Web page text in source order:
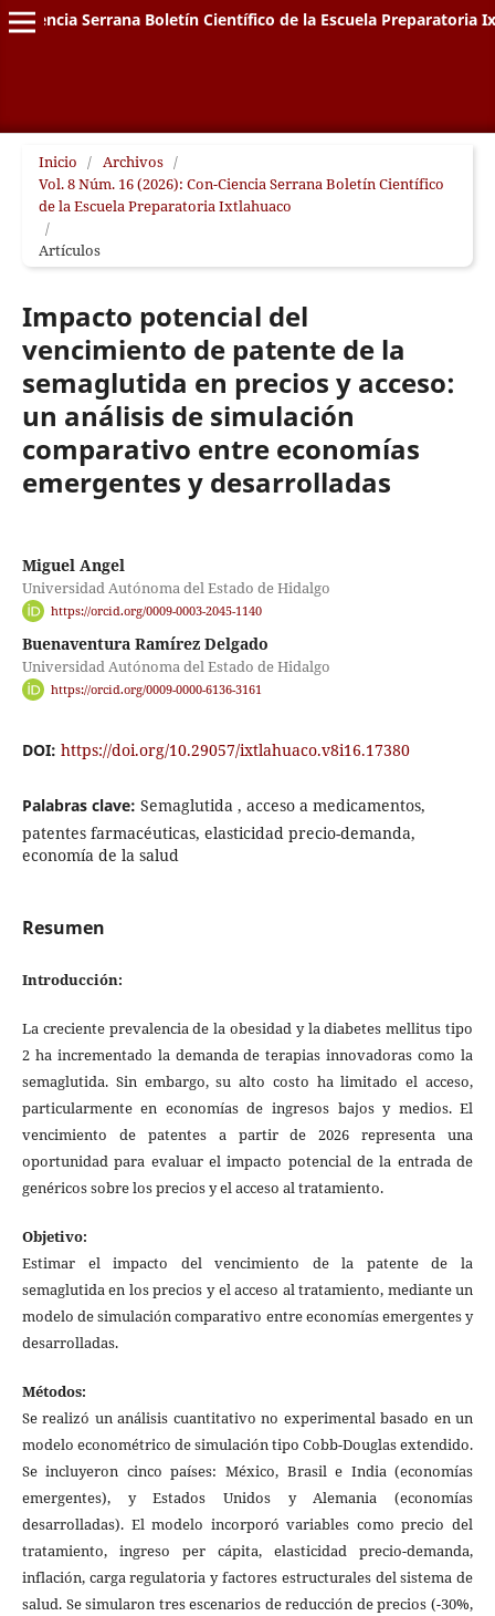
Ciencia Serrana Boletín Científico de la Escuela Preparatoria
Inicio / Archivos /
Vol. 8 Núm. 16 (2026): Con-Ciencia Serrana Boletín Científico
de la Escuela Preparatoria Ixtlahuaco
/
Artículos
Impacto potencial del
vencimiento de patente de la
semaglutida en precios y acceso:
un análisis de simulación
comparativo entre economías
emergentes y desarrolladas
Miguel Angel
Universidad Autónoma del Estado de Hidalgo
https://orcid.org/0009-0003-2045-1140
Buenaventura Ramírez Delgado
Universidad Autónoma del Estado de Hidalgo
https://orcid.org/0009-0000-6136-3161
DOI: https://doi.org/10.29057/ixtlahuaco.v8i16.17380
Palabras clave: Semaglutida , acceso a medicamentos,
patentes farmacéuticas, elasticidad precio-demanda,
economía de la salud
Resumen
Introducción:
La creciente prevalencia de la obesidad y la diabetes mellitus tipo
2 ha incrementado la demanda de terapias innovadoras como la
semaglutida. Sin embargo, su alto costo ha limitado el acceso,
particularmente en economías de ingresos bajos y medios. El
vencimiento de patentes a partir de 2026 representa una
oportunidad para evaluar el impacto potencial de la entrada de
genéricos sobre los precios y el acceso al tratamiento.
Objetivo:
Estimar el impacto del vencimiento de la patente de la
semaglutida en los precios y el acceso al tratamiento, mediante un
modelo de simulación comparativo entre economías emergentes y
desarrolladas.
Métodos:
Se realizó un análisis cuantitativo no experimental basado en un
modelo econométrico de simulación tipo Cobb-Douglas extendido.
Se incluyeron cinco países: México, Brasil e India (economías
emergentes), y Estados Unidos y Alemania (economías
desarrolladas). El modelo incorporó variables como precio del
tratamiento, ingreso per cápita, elasticidad precio-demanda,
inflación, carga regulatoria y factores estructurales del sistema de
salud. Se simularon tres escenarios de reducción de precios (-30%,